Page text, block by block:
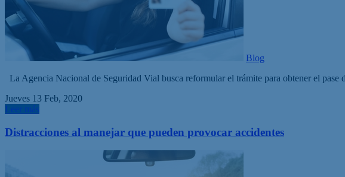
Blog
La Agencia Nacional de Seguridad Vial busca reformular el trámite para obtener el
Jueves 13 Feb, 2020
Leer más
Distracciones al manejar que pueden provocar accidentes